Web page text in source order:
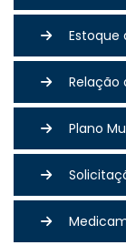
Estoque
Relação
Plano